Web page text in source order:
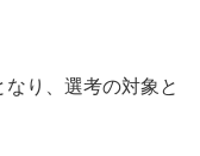
り、選考の対象と